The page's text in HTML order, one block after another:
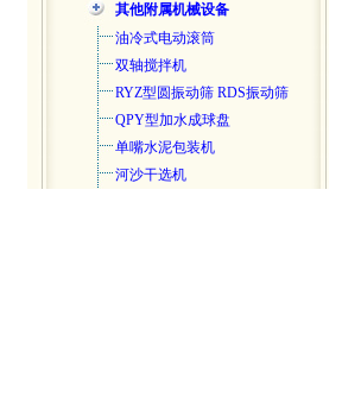
其他附属机械设备
油冷式电动滚筒
双轴搅拌机
RYZ型圆振动筛 RDS振动筛
QPY型加水成球盘
单嘴水泥包装机
河沙干选机